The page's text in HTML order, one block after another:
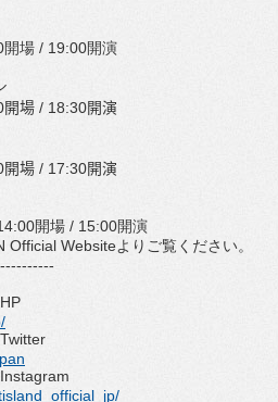
開場 / 19:00開演
開場 / 18:30開演
開場 / 17:30開演
開場 / 15:00開演
Official Websiteよりご覧ください。